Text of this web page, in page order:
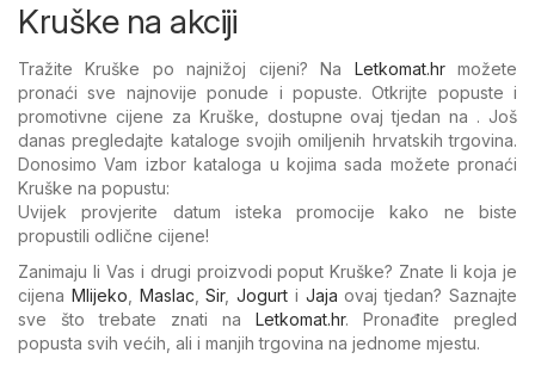
Kruške na akciji
Tražite Kruške po najnižoj cijeni? Na Letkomat.hrmožete
pronaći sve najnovije ponude i popuste. Otkrijte popuste i
promotivne cijene za Kruške, dostupne ovaj tjedan na . Još
danas pregledajte kataloge svojih omiljenih hrvatskih trgovina.
Donosimo Vam izbor kataloga u kojima sada možete pronaći
Kruške na popustu:
Uvijek provjerite datum isteka promocije kako ne biste
propustili odlične cijene!
Zanimaju li Vas i drugi proizvodi poput Kruške? Znate li koja je
cijena Mlijeko Maslac ,Sir,Jogurt i Jaja ovaj tjedan? Saznajte
sve što trebate znati na Letkomat.hr. Pronađite pregled
popusta svih većih, ali i manjih trgovina na jednome mjestu.